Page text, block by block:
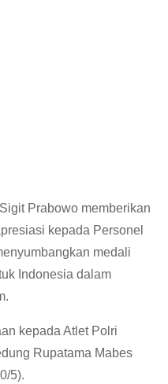
Prabowo memberikan
kepada Personel
medali
Indonesia dalam
kepada Atlet Polri
Rupatama Mabes
5).